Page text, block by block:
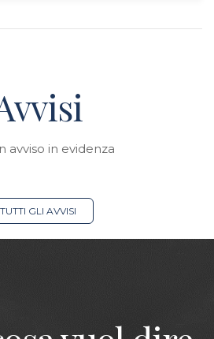
avviso in evidenza
TUTTI GLI AVVISI